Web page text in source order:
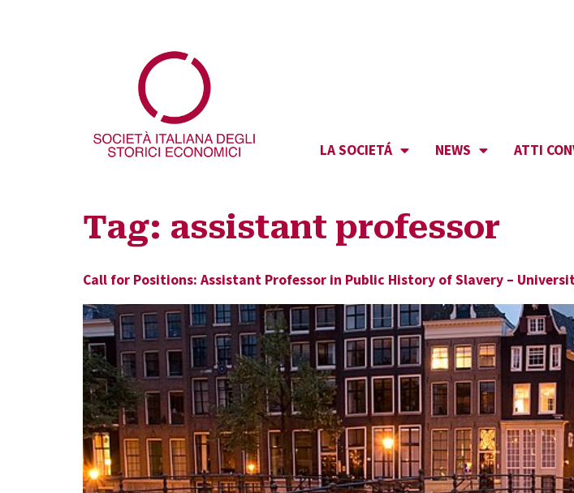
LA SOCIETÁ NEWS ATTI
Tag: assistant professor
Call for Positions: Assistant Professor in Public History of Slavery –